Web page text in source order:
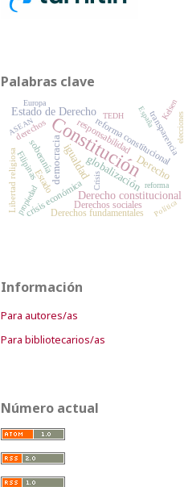
Palabras clave
Constitución
igualdad
Estado de Derecho
globalización
Derecho constitucional
Derecho
democracia
crisis económicaDerechos sociales
Estado
reforma constitucional
soberanía
responsabilidad
Derechos fundamentales
transparencia
Filipinas
derechos
Libertad religiosa Crisis reforma
TEDH elecciones
Europa
propiedad
Kelsen
Política
ASEAN España
Información
Para autores/as
Para bibliotecarios/as
Número actual